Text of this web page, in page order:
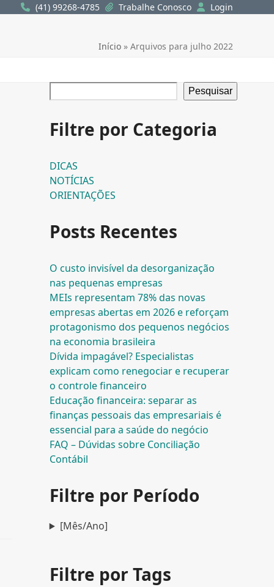
(41) 99268-4785 Trabalhe Conosco Login
Início» Arquivos para julho 2022
Pesquisar
Filtre por Categoria
DICAS
NOTÍCIAS
ORIENTAÇÕES
Posts Recentes
O custo invisível da desorganização
nas pequenas empresas
MEIs representam 78% das novas
empresas abertas em 2026 e reforçam
protagonismo dos pequenos negócios
na economia brasileira
Dívida impagável? Especialistas
explicam como renegociar e recuperar
o controle financeiro
Educação financeira: separar as
finanças pessoais das empresariais é
essencial para a saúde do negócio
FAQ – Dúvidas sobre Conciliação
Contábil
Filtre por Período
[Mês/Ano]
Filtre por Tags